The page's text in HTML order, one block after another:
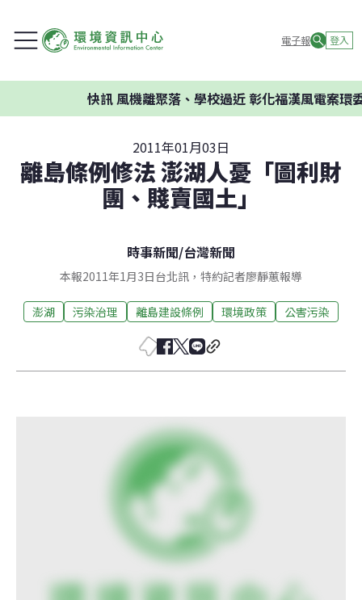
電子報 登入
快訊風機離聚落、學校過近 彰化福漢風電案環委建
2011年01月03日
離島條例修法 澎湖人憂「圖利財
團、賤賣國土」
時事新聞/台灣新聞
本報2011年1月3日台北訊，特約記者廖靜蕙報導
澎湖 污染治理 離島建設條例 環境政策 公害污染